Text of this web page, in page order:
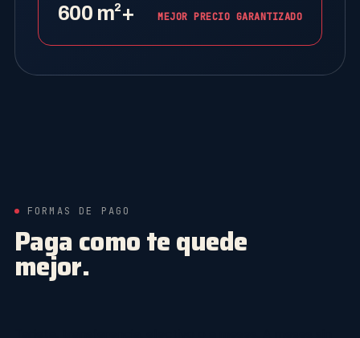
600 m²+ MEJOR PRECIO GARANTIZADO
FORMAS DE PAGO
Paga como te quede
mejor.